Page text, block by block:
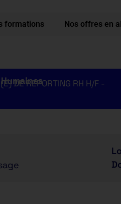
formations Nos offres en
DE REPORTING RH H/F -